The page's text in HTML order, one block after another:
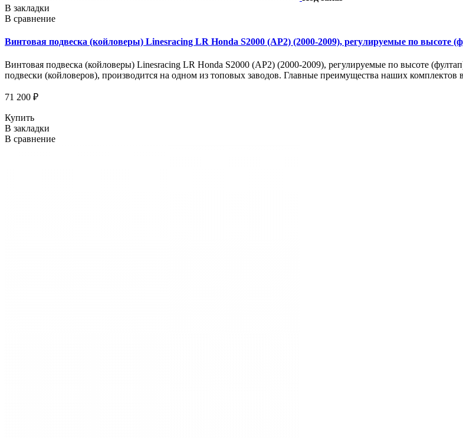
В закладки
В сравнение
Винтовая подвеска (койловеры) Linesracing LR Honda S2000 (AP2) (2000-2009), регулируемые по высоте
Винтовая подвеска (койловеры) Linesracing LR Honda S2000 (AP2) (2000-2009), регулируемые по высоте
подвески (койловеров), производится на одном из топовых заводов. Главные преимущества наших комплектов
71 200 ₽
Купить
В закладки
В сравнение